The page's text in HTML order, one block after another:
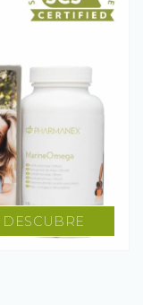
DESCUBRE